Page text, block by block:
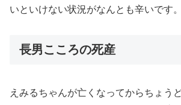
いといけない状況がなんとも辛いです。
長男こころの死産
えみるちゃんが亡くなってからちょう